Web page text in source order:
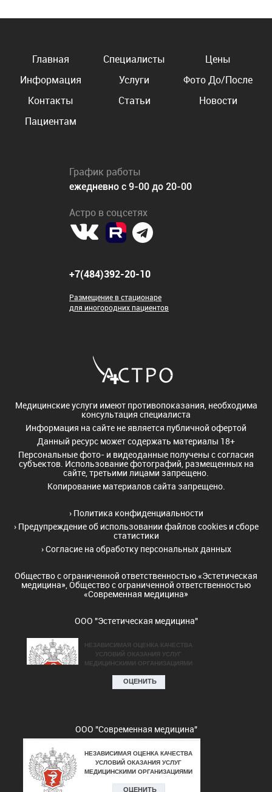
Главная Специалисты
Цены
Информация
Услуги
Фото До/После
Контакты
Статьи
Новости
Пациентам
График работы
ежедневно с 9-00 до 20-00
Астро в соцсетях
+7(484)392-20-10
Размещение в стационаре
для иногородних пациентов
Медицинские услуги имеют противопоказания, необходима
консультация специалиста
Информация на сайте не является публичной офертой
Данный ресурс может содержать материалы 18+
Персональные фото- и видеоданные получены с согласия
субъектов. Использование фотографий, размещенных на
сайте, третьими лицами запрещено.
Копирование материалов сайта запрещено.
› Политика конфиденциальности
› Предупреждение об использовании файлов cookies и сборе
статистики
›Согласие на обработку персональных данных
Общество с ограниченной ответственностью «Эстетическая
медицина», Общество с ограниченной ответственностью
«Современная медицина»
ООО "Эстетическая медицина"
ООО "Современная медицина"